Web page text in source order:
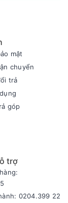
Cloud
8D hỗ trợ
giúp người
thông
bạn có thể
các chế độ
Khả năng kết
các phòng
mật
chuyển
trả
góp
trợ
0204.399 22